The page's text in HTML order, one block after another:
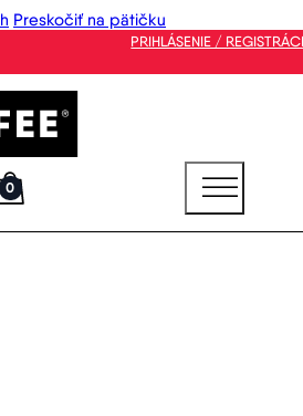
Preskočiť na pätičku
PRIHLÁSENIE /
0